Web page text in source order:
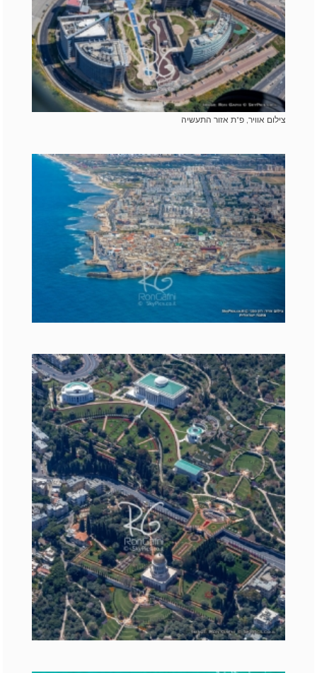
צילום אוויר, פ"ת אזור התעשיה